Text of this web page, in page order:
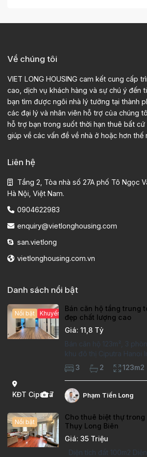
Về chúng tôi
VIET LONG HOUSING cam kết cung cấp
cao, dịch vụ khách hàng và sự chú ý đến
bạn tìm được ngôi nhà lý tưởng tại thành
các đại lý và nhân viên hỗ trợ của chúng
hỗ trợ bạn trong suốt thời hạn thuê bất cứ
giúp về các vấn đề về nhà ở hoặc hơn thế
Liên hệ
Tầng 2, Tòa nhà số 27A phố Tô Ngọc
Hà Nội, Việt Nam.
0904622983
enquiry@vietlonghousing.com
san.vietlong
vietlonghousing.com.vn
Danh sách nổi bật
KĐT Ciputra
7
Nổi bật Khuyến mại hấp dẫn
Bán căn hộ tầng trung
đẹp chất lượng cao
Giá: 11,8 Tỷ
Bán căn hộ 123m², 3
khu đô thị Ciputra Hanoi
Căn hộ đã sửa mới kỹ,
gỗ, bếp hiện đại, không
Thông tin căn hộ:
3 2 123m2
Phạm Tiến Long
Nổi bật
Cho thuê biệt thự
Thụy Long Biên
Giá: 35 Triệu
Diện tích đất 100m2